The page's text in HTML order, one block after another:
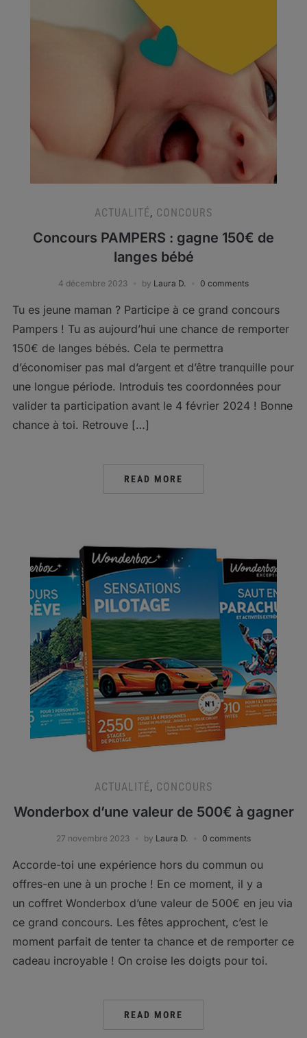
ACTUALITÉ, CONCOURS
Concours PAMPERS : gagne 150€ de
langes bébé
4 décembre 2023 by Laura D. 0 comments
Tu es jeune maman ? Participe à ce grand concours
Pampers ! Tu as aujourd’hui une chance de remporter
150€ de langes bébés. Cela te permettra
d’économiser pas mal d’argent et d’être tranquille pour
une longue période. Introduis tes coordonnées pour
valider ta participation avant le 4 février 2024 ! Bonne
chance à toi. Retrouve […]
READ MORE
ACTUALITÉ, CONCOURS
Wonderbox d’une valeur de 500€ à gagner
27 novembre 2023 by Laura D. 0 comments
Accorde-toi une expérience hors du commun ou
offres-en une à un proche ! En ce moment, il y a
un coffret Wonderbox d’une valeur de 500€ en jeu via
ce grand concours. Les fêtes approchent, c’est le
moment parfait de tenter ta chance et de remporter ce
cadeau incroyable ! On croise les doigts pour toi.
READ MORE